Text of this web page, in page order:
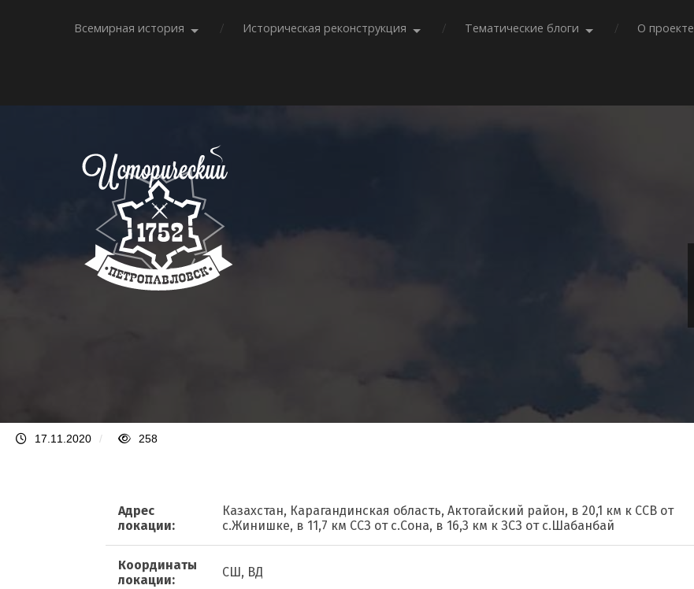
Всемирная история Историческая реконструкция Тематические блоги О проекте
17.11.2020 / 258
Адрес
локации:
Казахстан, Карагандинская область, Актогайский район, в 20,1 км к ССВ от
с.Жинишке, в 11,7 км ССЗ от с.Сона, в 16,3 км к ЗСЗ от с.Шабанбай
Координаты
локации:
СШ, ВД